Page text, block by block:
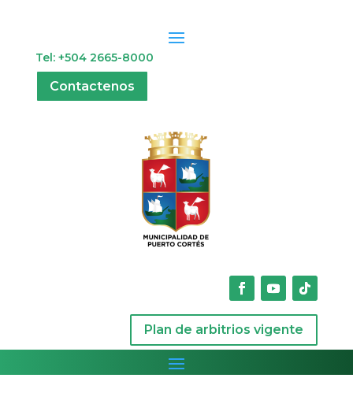
Tel: +504 2665-8000
Contactenos
Plan de arbitrios vigente